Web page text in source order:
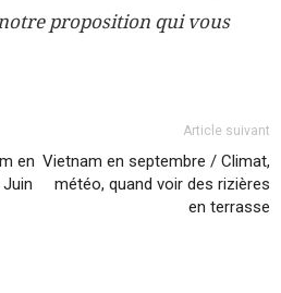
proposition qui vous
en
Article suivant
Vietnam en septembre / Climat,
météo, quand voir des rizières
en terrasse